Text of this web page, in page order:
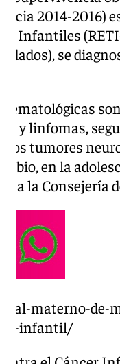
2014-2016)
Infantiles
se
hematológicas
y linfomas,
los tumores
en la
la Consejería
materno-de-
infantil/